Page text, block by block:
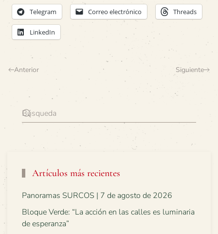
Telegram Correo electrónico Threads
LinkedIn
Anterior Siguiente
Artículos más recientes
Panoramas SURCOS | 7 de agosto de 2026
Bloque Verde: “La acción en las calles es luminaria
de esperanza”